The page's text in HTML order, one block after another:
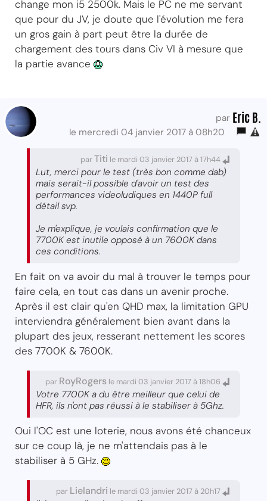
change mon i5 2500k. Mais le PC ne me servant
que pour du JV, je doute que l'évolution me fera
un gros gain à part peut être la durée de
chargement des tours dans Civ VI à mesure que
la partie avance
par Eric B.
le mercredi 04 janvier 2017 à 08h20
parTiti le mardi 03 janvier 2017 à 17h44
Lut, merci pour le test (très bon comme dab)
mais serait-il possible d'avoir un test des
performances videoludiques en 1440P full
détail svp.
Je m'explique, je voulais confirmation que le
7700K est inutile opposé à un 7600K dans
ces conditions.
En fait on va avoir du mal à trouver le temps pour
faire cela, en tout cas dans un avenir proche.
Après il est clair qu'en QHD max, la limitation GPU
interviendra généralement bien avant dans la
plupart des jeux, resserant nettement les scores
des 7700K & 7600K.
par RoyRogers le mardi 03 janvier 2017 à 18h06
Votre 7700K a du être meilleur que celui de
HFR, ils n'ont pas réussi à le stabiliser à 5Ghz.
Oui l'OC est une loterie, nous avons été chanceux
sur ce coup là, je ne m'attendais pas à le
stabiliser à 5 GHz.
par Lielandri le mardi 03 janvier 2017 à 20h17